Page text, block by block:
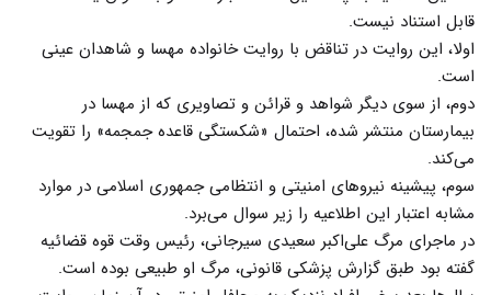
قابل استناد نیست.
اولا، این روایت در تناقض با روایت خانواده مهسا و شاهدان عینی
است.
دوم، از سوی دیگر شواهد و قرائن و تصاویری که از مهسا در
بیمارستان منتشر شده، احتمال «شکستگی قاعده جمجمه» را تقویت
می‌کند.
سوم، پیشینه نیروهای امنیتی و انتظامی جمهوری اسلامی در موارد
مشابه اعتبار این اطلاعیه را زیر سوال می‌برد.
در ماجرای مرگ علی‌اکبر سعیدی سیرجانی، رئیس وقت قوه قضائیه
گفته بود طبق گزارش پزشکی قانونی، مرگ او طبیعی بوده است.